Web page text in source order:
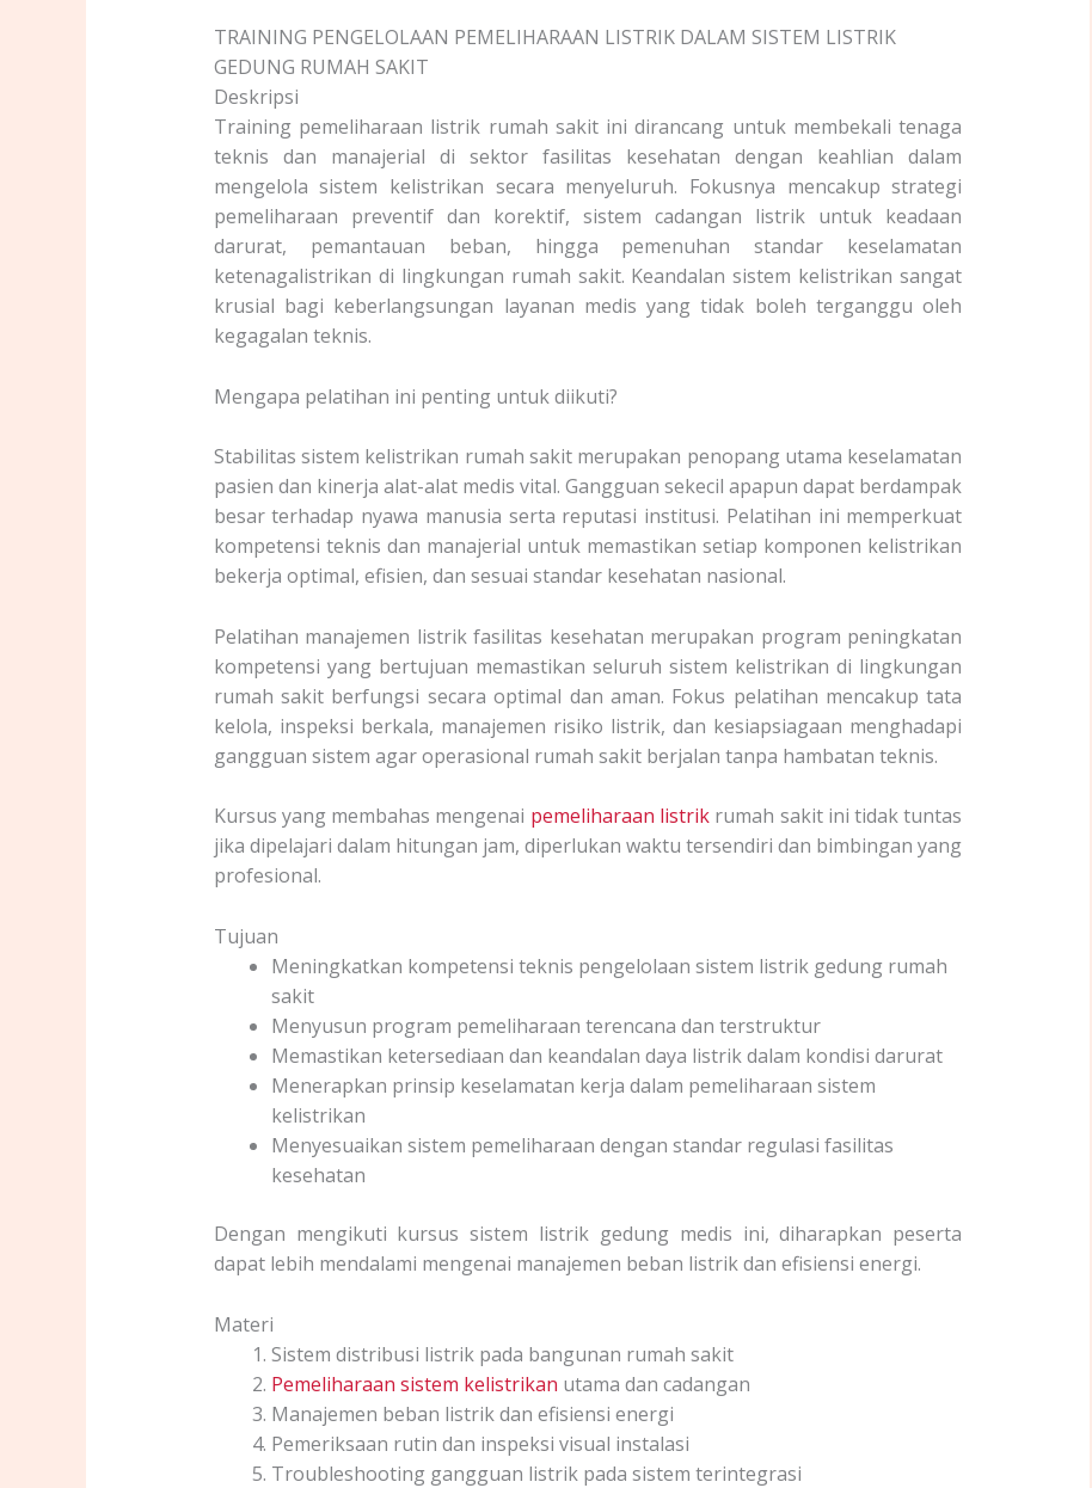
TRAINING PENGELOLAAN PEMELIHARAAN LISTRIK DALAM SISTEM LISTRIK
GEDUNG RUMAH SAKIT
Deskripsi
Training pemeliharaan listrik rumah sakit ini dirancang untuk membekali tenaga
teknis dan manajerial di sektor fasilitas kesehatan dengan keahlian dalam
mengelola sistem kelistrikan secara menyeluruh. Fokusnya mencakup strategi
pemeliharaan preventif dan korektif, sistem cadangan listrik untuk keadaan
darurat, pemantauan beban, hingga pemenuhan standar keselamatan
ketenagalistrikan di lingkungan rumah sakit. Keandalan sistem kelistrikan sangat
krusial bagi keberlangsungan layanan medis yang tidak boleh terganggu oleh
kegagalan teknis.
Mengapa pelatihan ini penting untuk diikuti?
Stabilitas sistem kelistrikan rumah sakit merupakan penopang utama keselamatan
pasien dan kinerja alat-alat medis vital. Gangguan sekecil apapun dapat berdampak
besar terhadap nyawa manusia serta reputasi institusi. Pelatihan ini memperkuat
kompetensi teknis dan manajerial untuk memastikan setiap komponen kelistrikan
bekerja optimal, efisien, dan sesuai standar kesehatan nasional.
Pelatihan manajemen listrik fasilitas kesehatan merupakan program peningkatan
kompetensi yang bertujuan memastikan seluruh sistem kelistrikan di lingkungan
rumah sakit berfungsi secara optimal dan aman. Fokus pelatihan mencakup tata
kelola, inspeksi berkala, manajemen risiko listrik, dan kesiapsiagaan menghadapi
gangguan sistem agar operasional rumah sakit berjalan tanpa hambatan teknis.
Kursus yang membahas mengenai pemeliharaan listrik rumah sakit ini tidak tuntas
jika dipelajari dalam hitungan jam, diperlukan waktu tersendiri dan bimbingan yang
profesional.
Tujuan
Meningkatkan kompetensi teknis pengelolaan sistem listrik gedung rumah
sakit
Menyusun program pemeliharaan terencana dan terstruktur
Memastikan ketersediaan dan keandalan daya listrik dalam kondisi darurat
Menerapkan prinsip keselamatan kerja dalam pemeliharaan sistem
kelistrikan
Menyesuaikan sistem pemeliharaan dengan standar regulasi fasilitas
kesehatan
Dengan mengikuti kursus sistem listrik gedung medis ini, diharapkan peserta
dapat lebih mendalami mengenai manajemen beban listrik dan efisiensi energi.
Materi
Sistem distribusi listrik pada bangunan rumah sakit
Pemeliharaan sistem kelistrikan utama dan cadangan
Manajemen beban listrik dan efisiensi energi
Pemeriksaan rutin dan inspeksi visual instalasi
Troubleshooting gangguan listrik pada sistem terintegrasi